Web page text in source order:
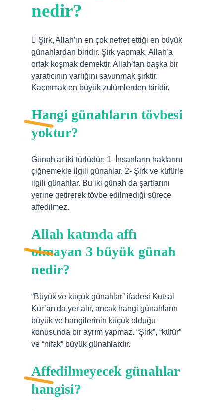
nedir?
 Şirk, Allah’ın en çok nefret ettiği en büyük
günahlardan biridir. Şirk yapmak, Allah’a
ortak koşmak demektir. Allah’tan başka bir
yaratıcının varlığını savunmak şirktir.
Kaçınmak en büyük zulümlerden biridir.
Hangi günahların tövbesi
yoktur?
Günahlar iki türlüdür: 1- İnsanların haklarını
çiğnemekle ilgili günahlar. 2- Şirk ve küfürle
ilgili günahlar. Bu iki günah da şartlarını
yerine getirerek tövbe edilmediği sürece
affedilmez.
Allah katında affı
olmayan 3 büyük günah
nedir?
“Büyük ve küçük günahlar” ifadesi Kutsal
Kur’an’da yer alır, ancak hangi günahların
büyük ve hangilerinin küçük olduğu
konusunda bir ayrım yapmaz. “Şirk”, “küfür”
ve “nifak” büyük günahlardır.
Affedilmeyecek günahlar
hangisi?